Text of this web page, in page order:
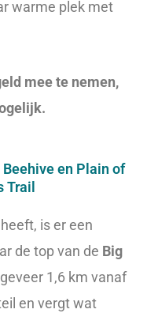
warme plek met
mee te nemen,
en Plain of
Trail
is er een
de top van de Big
1,6 km vanaf
en vergt wat